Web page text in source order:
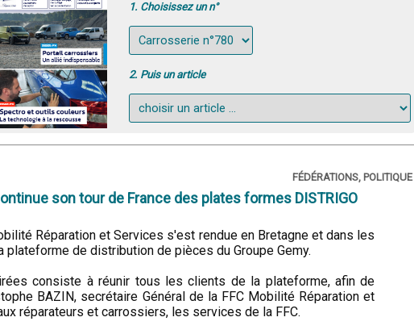
1. Choisissez un n°
2. Puis un article
FÉDÉRATIONS, POLITIQUE
son tour de France des plates formes DISTRIGO
Réparation et Services s'est rendue en Bretagne et dans les
plateforme de distribution de pièces du Groupe Gemy.
consiste à réunir tous les clients de la plateforme, afin de
BAZIN, secrétaire Général de la FFC Mobilité Réparation et
réparateurs et carrossiers, les services de la FFC.